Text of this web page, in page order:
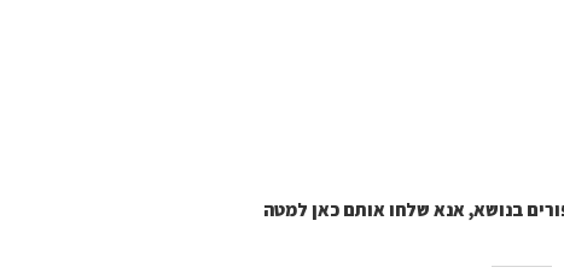
בנושא, אנא שלחו אותם כאן למטה